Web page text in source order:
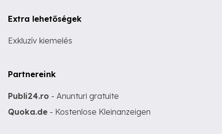
Extra lehetőségek
Exkluzív kiemelés
Partnereink
Publi24.ro - Anunturi gratuite
Quoka.de - Kostenlose Kleinanzeigen